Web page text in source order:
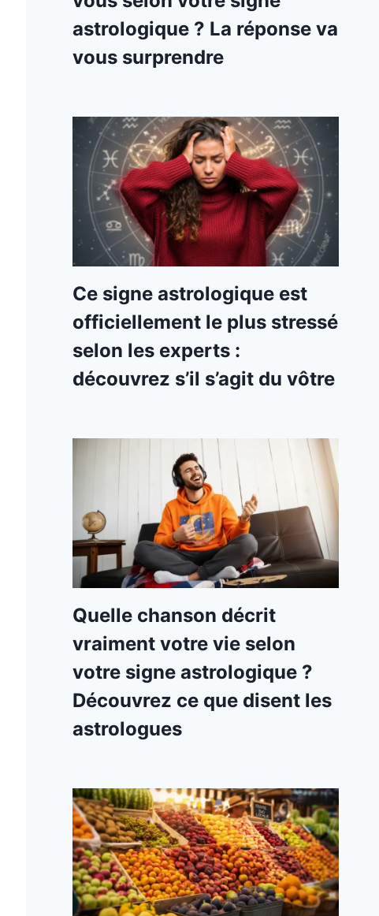
astrologique ? La réponse va
vous surprendre
Ce signe astrologique est
officiellement le plus stressé
selon les experts :
découvrez s’il s’agit du vôtre
Quelle chanson décrit
vraiment votre vie selon
votre signe astrologique ?
Découvrez ce que disent les
astrologues